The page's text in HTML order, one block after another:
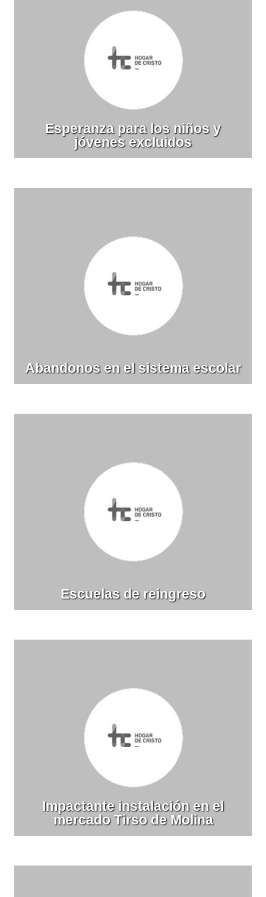
Esperanza para los niños y
jóvenes excluidos
Abandonos en el sistema escolar
Escuelas de reingreso
Impactante instalación en el
mercado Tirso de Molina